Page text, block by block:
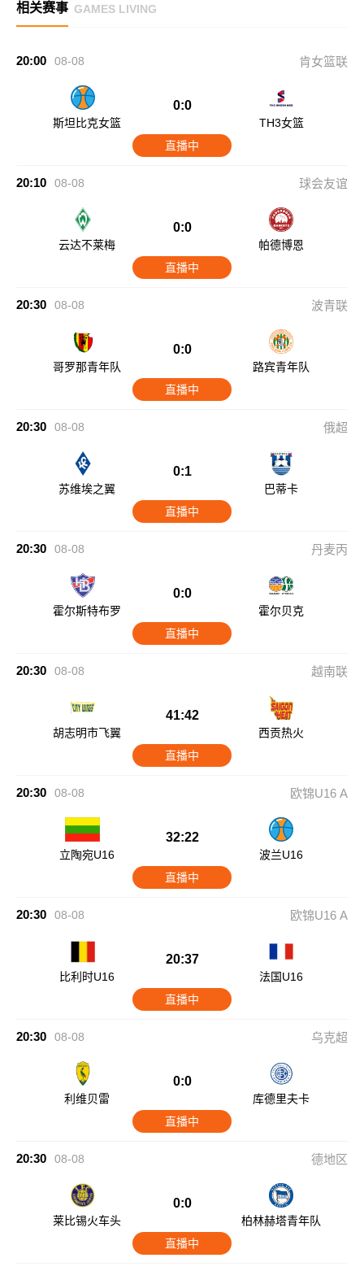
相关赛事 GAMES LIVING
20:00 08-08 肯女篮联
斯坦比克女篮
0:0
TH3女篮
直播中
20:10 08-08 球会友谊
云达不莱梅
0:0
帕德博恩
直播中
20:30 08-08 波青联
哥罗那青年队
0:0
路宾青年队
直播中
20:30 08-08 俄超
苏维埃之翼
0:1
巴蒂卡
直播中
20:30 08-08 丹麦丙
霍尔斯特布罗
0:0
霍尔贝克
直播中
20:30 08-08 越南联
胡志明市飞翼
41:42
西贡热火
直播中
20:30 08-08 欧锦U16 A
立陶宛U16
32:22
波兰U16
直播中
20:30 08-08 欧锦U16 A
比利时U16
20:37
法国U16
直播中
20:30 08-08 乌克超
利维贝雷
0:0
库德里夫卡
直播中
20:30 08-08 德地区
莱比锡火车头
0:0
柏林赫塔青年队
直播中